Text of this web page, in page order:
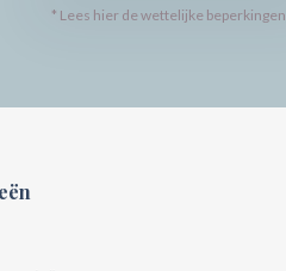
* Lees hier de wettelijke beperkingen